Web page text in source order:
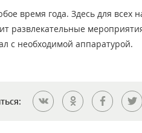
время года. Здесь для всех
развлекательные
с необходимой аппаратурой.